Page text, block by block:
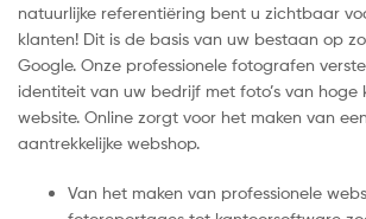
natuurlijke referentiëring bent u zichtbaar
klanten! Dit is de basis van uw bestaan op
Google. Onze professionele fotografen
identiteit van uw bedrijf met foto’s van hoge
website. Online zorgt voor het maken van
aantrekkelijke webshop.
Van het maken van professionele